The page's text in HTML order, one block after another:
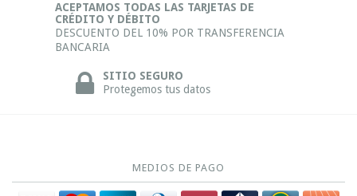
ACEPTAMOS TODAS LAS TARJETAS DE
CRÉDITO Y DÉBITO
DESCUENTO DEL 10% POR TRANSFERENCIA
BANCARIA
SITIO SEGURO
Protegemos tus datos
MEDIOS DE PAGO